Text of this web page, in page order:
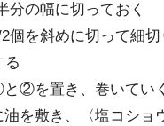
の幅に切っておく
を斜めに切って細
る
②を置き、巻いてい
を敷き、〈塩コショ